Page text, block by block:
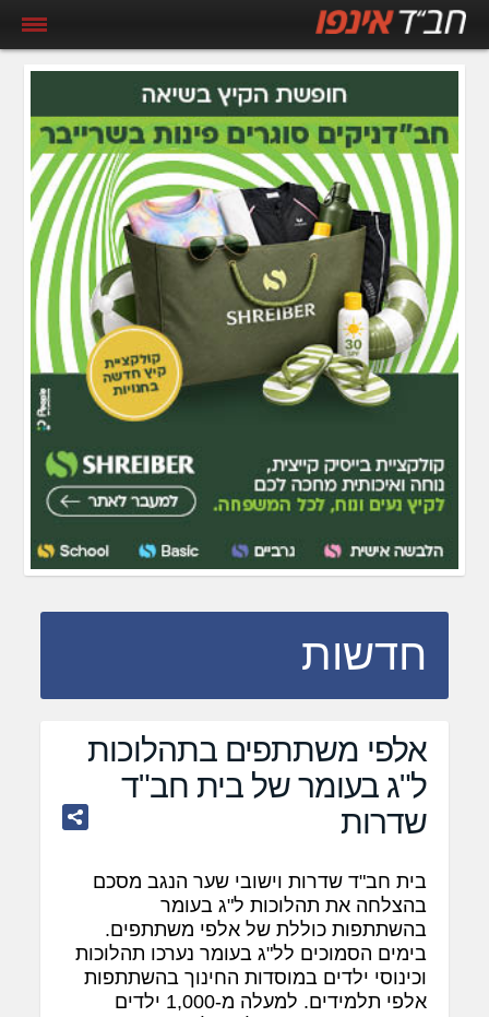
חדשות
אלפי משתתפים בתהלוכות
ל"ג בעומר של בית חב"ד
שדרות
בית חב"ד שדרות וישובי שער הנגב מסכם
בהצלחה את תהלוכות ל"ג בעומר
בהשתתפות כוללת של אלפי משתתפים.
בימים הסמוכים לל"ג בעומר נערכו תהלוכות
וכינוסי ילדים במוסדות החינוך בהשתתפות
אלפי תלמידים. למעלה מ-1,000 ילדים